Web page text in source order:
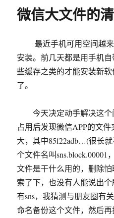
微信大文件的
最近手机可用空间越来
安装。前几天都是用手机
些缓存之类的才能安装新
了。
今天决定动手解决这个
占用后发现微信APP的文
大，其中85f22adb…(很长
个文件名叫
文件是干什么用的，删除
索了下，也没有人能说出
有sns，我猜测与朋友圈有
命名备份这个文件，然后